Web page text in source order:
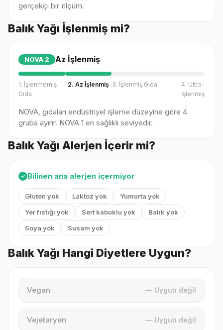
gerçekçi bir ölçüm.
Balık Yağı İşlenmiş mi?
NOVA 2 Az İşlenmiş
1. İşlenmemiş
Gıda
2. Az İşlenmiş 3. İşlenmiş Gıda
4. Ultra-
İşlenmiş
NOVA, gıdaları endüstriyel işleme düzeyine göre 4
gruba ayırır. NOVA 1 en sağlıklı seviyedir.
Balık Yağı Alerjen İçerir mi?
✓ Bilinen ana alerjen içermiyor
Gluten yok Laktoz yok
Yumurta yok
Yer fıstığı yok
Sert kabuklu yok
Balık yok
Soya yok
Susam yok
Balık Yağı Hangi Diyetlere Uygun?
Vegan — Uygun değil
Vejetaryen — Uygun değil